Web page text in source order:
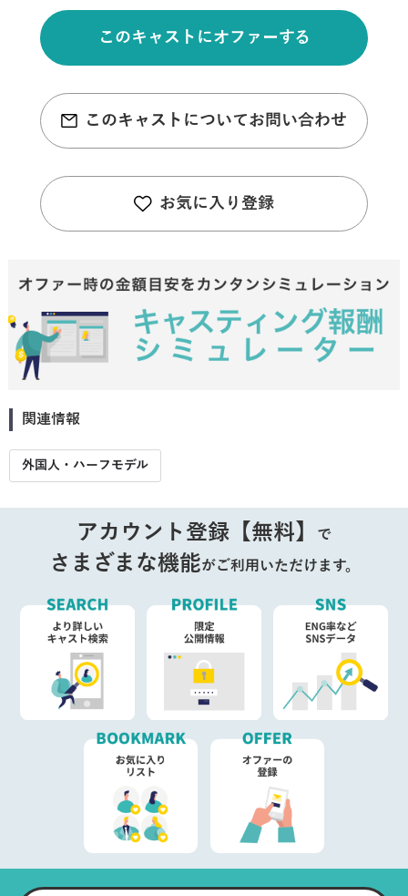
このキャストにオファーする
このキャストについてお問い合わせ
お気に入り登録
関連情報
外国人・ハーフモデル
アカウント登録【無料】 で
さまざまな機能がご利用いただけます。